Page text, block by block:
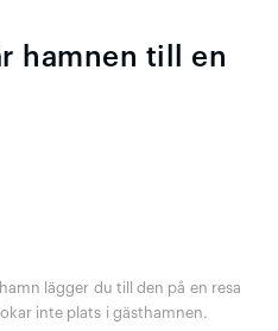
hamnen till en
lägger du till den på en resa
inte plats i gästhamnen.